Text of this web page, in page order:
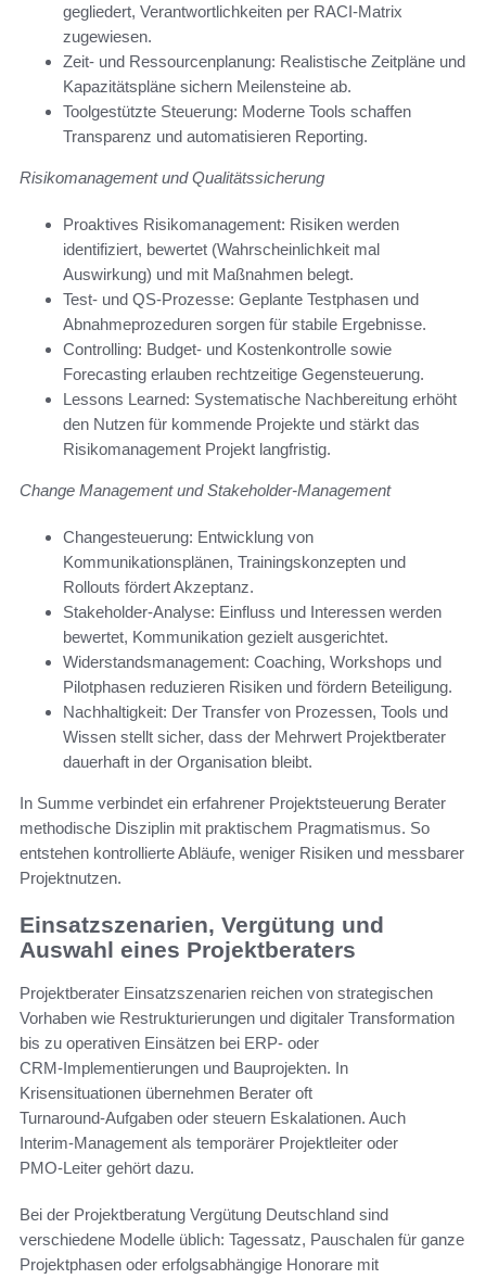
gegliedert, Verantwortlichkeiten per RACI-Matrix
zugewiesen.
Zeit- und Ressourcenplanung: Realistische Zeitpläne und
Kapazitätspläne sichern Meilensteine ab.
Toolgestützte Steuerung: Moderne Tools schaffen
Transparenz und automatisieren Reporting.
Risikomanagement und Qualitätssicherung
Proaktives Risikomanagement: Risiken werden
identifiziert, bewertet (Wahrscheinlichkeit mal
Auswirkung) und mit Maßnahmen belegt.
Test- und QS-Prozesse: Geplante Testphasen und
Abnahmeprozeduren sorgen für stabile Ergebnisse.
Controlling: Budget- und Kostenkontrolle sowie
Forecasting erlauben rechtzeitige Gegensteuerung.
Lessons Learned: Systematische Nachbereitung erhöht
den Nutzen für kommende Projekte und stärkt das
Risikomanagement Projekt langfristig.
Change Management und Stakeholder-Management
Changesteuerung: Entwicklung von
Kommunikationsplänen, Trainingskonzepten und
Rollouts fördert Akzeptanz.
Stakeholder-Analyse: Einfluss und Interessen werden
bewertet, Kommunikation gezielt ausgerichtet.
Widerstandsmanagement: Coaching, Workshops und
Pilotphasen reduzieren Risiken und fördern Beteiligung.
Nachhaltigkeit: Der Transfer von Prozessen, Tools und
Wissen stellt sicher, dass der Mehrwert Projektberater
dauerhaft in der Organisation bleibt.
In Summe verbindet ein erfahrener Projektsteuerung Berater
methodische Disziplin mit praktischem Pragmatismus. So
entstehen kontrollierte Abläufe, weniger Risiken und messbarer
Projektnutzen.
Einsatzszenarien, Vergütung und
Auswahl eines Projektberaters
Projektberater Einsatzszenarien reichen von strategischen
Vorhaben wie Restrukturierungen und digitaler Transformation
bis zu operativen Einsätzen bei ERP‑ oder
CRM‑Implementierungen und Bauprojekten. In
Krisensituationen übernehmen Berater oft
Turnaround‑Aufgaben oder steuern Eskalationen. Auch
Interim‑Management als temporärer Projektleiter oder
PMO‑Leiter gehört dazu.
Bei der Projektberatung Vergütung Deutschland sind
verschiedene Modelle üblich: Tagessatz, Pauschalen für ganze
Projektphasen oder erfolgsabhängige Honorare mit